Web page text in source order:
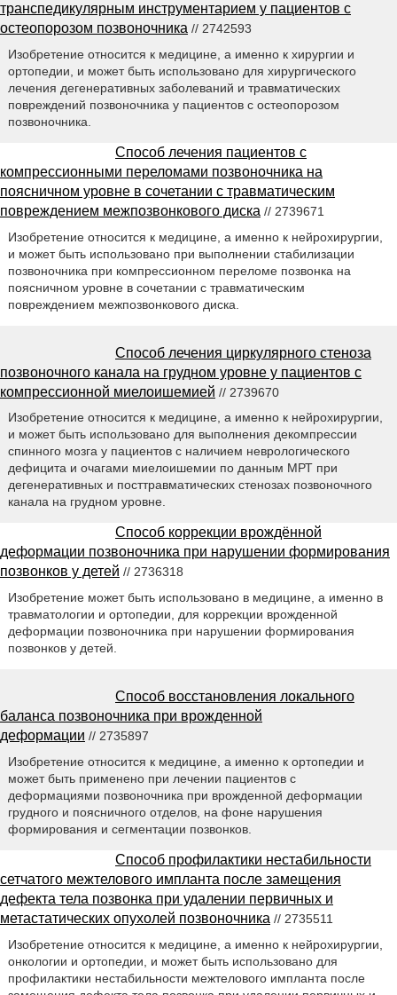
транспедикулярным инструментарием у пациентов с
остеопорозом позвоночника // 2742593
Изобретение относится к медицине, а именно к хирургии и
ортопедии, и может быть использовано для хирургического
лечения дегенеративных заболеваний и травматических
повреждений позвоночника у пациентов с остеопорозом
позвоночника.
Способ лечения пациентов с
компрессионными переломами позвоночника на
поясничном уровне в сочетании с травматическим
повреждением межпозвонкового диска // 2739671
Изобретение относится к медицине, а именно к нейрохирургии,
и может быть использовано при выполнении стабилизации
позвоночника при компрессионном переломе позвонка на
поясничном уровне в сочетании с травматическим
повреждением межпозвонкового диска.
Способ лечения циркулярного стеноза
позвоночного канала на грудном уровне у пациентов с
компрессионной миелоишемией // 2739670
Изобретение относится к медицине, а именно к нейрохирургии,
и может быть использовано для выполнения декомпрессии
спинного мозга у пациентов с наличием неврологического
дефицита и очагами миелоишемии по данным МРТ при
дегенеративных и посттравматических стенозах позвоночного
канала на грудном уровне.
Способ коррекции врождённой
деформации позвоночника при нарушении формирования
позвонков у детей // 2736318
Изобретение может быть использовано в медицине, а именно в
травматологии и ортопедии, для коррекции врожденной
деформации позвоночника при нарушении формирования
позвонков у детей.
Способ восстановления локального
баланса позвоночника при врожденной
деформации // 2735897
Изобретение относится к медицине, а именно к ортопедии и
может быть применено при лечении пациентов с
деформациями позвоночника при врожденной деформации
грудного и поясничного отделов, на фоне нарушения
формирования и сегментации позвонков.
Способ профилактики нестабильности
сетчатого межтелового импланта после замещения
дефекта тела позвонка при удалении первичных и
метастатических опухолей позвоночника // 2735511
Изобретение относится к медицине, а именно к нейрохирургии,
онкологии и ортопедии, и может быть использовано для
профилактики нестабильности межтелового импланта после